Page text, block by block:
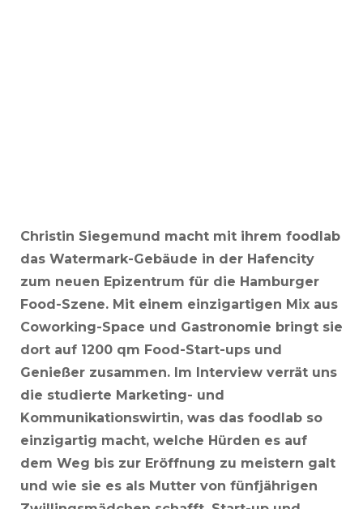
Christin Siegemund macht mit ihrem foodlab
das Watermark-Gebäude in der Hafencity
zum neuen Epizentrum für die Hamburger
Food-Szene. Mit einem einzigartigen Mix aus
Coworking-Space und Gastronomie bringt sie
dort auf 1200 qm Food-Start-ups und
Genießer zusammen. Im Interview verrät uns
die studierte Marketing- und
Kommunikationswirtin, was das foodlab so
einzigartig macht, welche Hürden es auf
dem Weg bis zur Eröffnung zu meistern galt
und wie sie es als Mutter von fünfjährigen